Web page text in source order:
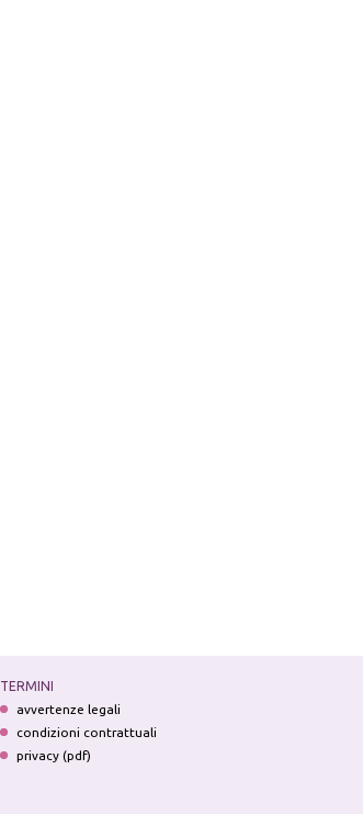
TERMINI
avvertenze legali
condizioni contrattuali
privacy (pdf)